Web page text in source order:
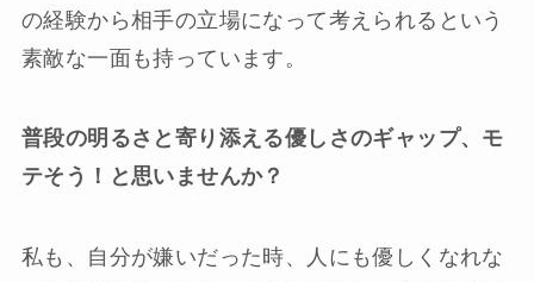
の経験から相手の立場になって考えられるという
素敵な一面も持っています。
普段の明るさと寄り添える優しさのギャップ、モ
テそう！と思いませんか？
私も、自分が嫌いだった時、人にも優しくなれな